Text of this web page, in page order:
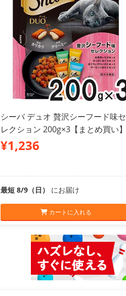
シーバ デュオ 贅沢シーフード味セ
レクション 200g×3【まとめ買い】
¥1,236
最短 8/9（日） にお届け
カートに入れる